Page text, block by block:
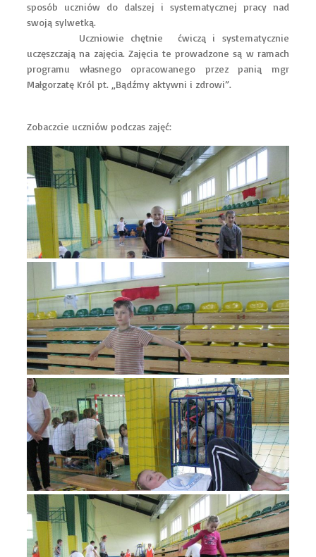
sposób uczniów do dalszej i systematycznej pracy nad
swoją sylwetką.
Uczniowie chętnie ćwiczą i systematycznie
uczęszczają na zajęcia. Zajęcia te prowadzone są w ramach
programu własnego opracowanego przez panią mgr
Małgorzatę Król pt. „Bądźmy aktywni i zdrowi”.
Zobaczcie uczniów podczas zajęć: